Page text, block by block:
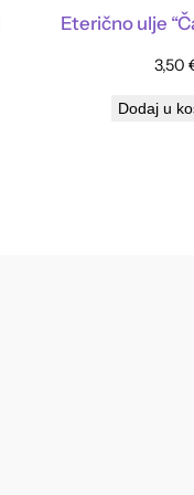
Eterično ulje
3,50
Dodaj u